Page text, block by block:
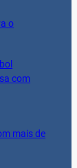
o
com
mais de